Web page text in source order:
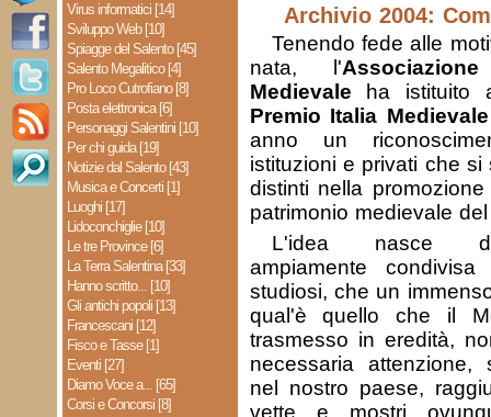
Virus informatici [14]
Sviluppo Web [10]
Spiagge del Salento [45]
Salento Megalitico [4]
Pro Loco Cutrofiano [8]
Posta elettronica [6]
Personaggi Salentini [10]
Per chi guida [19]
Notizie dal Salento [43]
Musica e Concerti [1]
Luoghi [17]
Lidoconchiglie [10]
Le tre Province [6]
La Terra Salentina [33]
Hanno scritto... [10]
Gli antichi popoli [13]
Francescani [12]
Fisco e Tasse [1]
Eventi [27]
Diamo Voce a... [65]
Corsi e Concorsi [8]
Archivio 2004:
Tenendo fede alle
nata, l'
Medievale ha istituito
Premio Italia Medievale
anno un
istituzioni e privati che
distinti nella
patrimonio medievale
L'idea nasce
ampiamente
studiosi, che un
qual'è quello che il
trasmesso in eredità,
necessaria attenzione,
nel nostro paese,
vette e mostri